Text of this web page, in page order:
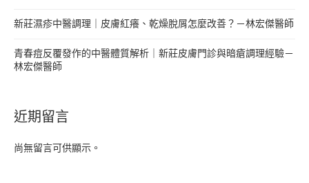
新莊濕疹中醫調理｜皮膚紅癢、乾燥脫屑怎麼改善？－林宏傑醫師
青春痘反覆發作的中醫體質解析｜新莊皮膚門診與暗瘡調理經驗－
林宏傑醫師
近期留言
尚無留言可供顯示。